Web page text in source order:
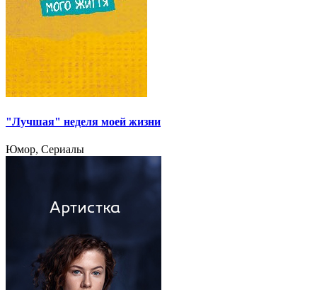
"Лучшая" неделя моей жизни
Юмор, Сериалы